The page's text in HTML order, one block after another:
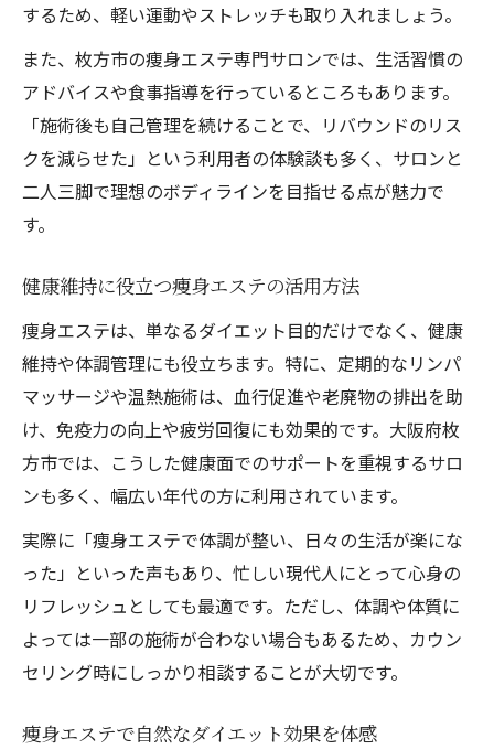
するため、軽い運動やストレッチも取り入れましょう。
また、枚方市の痩身エステ専門サロンでは、生活習慣の
アドバイスや食事指導を行っているところもあります。
「施術後も自己管理を続けることで、リバウンドのリス
クを減らせた」という利用者の体験談も多く、サロンと
二人三脚で理想のボディラインを目指せる点が魅力で
す。
健康維持に役立つ痩身エステの活用方法
痩身エステは、単なるダイエット目的だけでなく、健康
維持や体調管理にも役立ちます。特に、定期的なリンパ
マッサージや温熱施術は、血行促進や老廃物の排出を助
け、免疫力の向上や疲労回復にも効果的です。大阪府枚
方市では、こうした健康面でのサポートを重視するサロ
ンも多く、幅広い年代の方に利用されています。
実際に「痩身エステで体調が整い、日々の生活が楽にな
った」といった声もあり、忙しい現代人にとって心身の
リフレッシュとしても最適です。ただし、体調や体質に
よっては一部の施術が合わない場合もあるため、カウン
セリング時にしっかり相談することが大切です。
痩身エステで自然なダイエット効果を体感